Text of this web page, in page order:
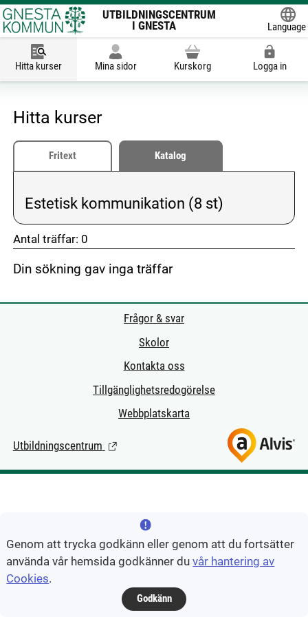
UTBILDNINGSCENTRUM
I GNESTA
Language
Hitta kurser Mina sidor Kurskorg Logga in
Hitta kurser
Fritext Katalog
Vald kategori:
Estetisk kommunikation (8 st)
Antal träffar: 0
don't click me don't click me
Din sökning gav inga träffar
Frågor & svar
Skolor
Kontakta oss
Tillgänglighetsredogörelse
Webbplatskarta
Utbildningscentrum (Länk till extern sida.)
Genom att trycka godkänn eller genom att du fortsätter
använda vår hemsida godkänner duvår hantering av
Cookies.
Godkänn